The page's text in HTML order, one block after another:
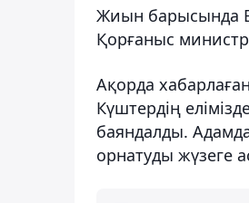
Жиын барысында
Қорғаныс
Ақорда
Күштердің
баяндалды.
орнатуды жүзеге